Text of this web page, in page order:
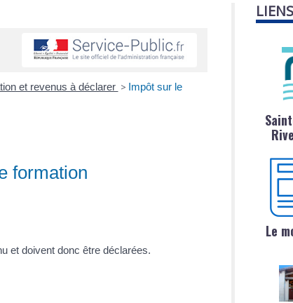
et revenus à déclarer > Impôt sur le
formation
et doivent donc être déclarées.
Le